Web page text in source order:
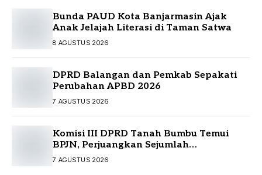
Bunda PAUD Kota Banjarmasin Ajak
Anak Jelajah Literasi di Taman Satwa
8 AGUSTUS 2026
DPRD Balangan dan Pemkab Sepakati
Perubahan APBD 2026
7 AGUSTUS 2026
Komisi III DPRD Tanah Bumbu Temui
BPJN, Perjuangkan Sejumlah
Infrastruktur Strategis
7 AGUSTUS 2026